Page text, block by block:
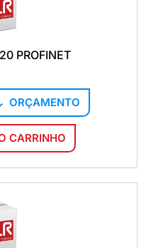
PROFINET
ORÇAMENTO
CARRINHO